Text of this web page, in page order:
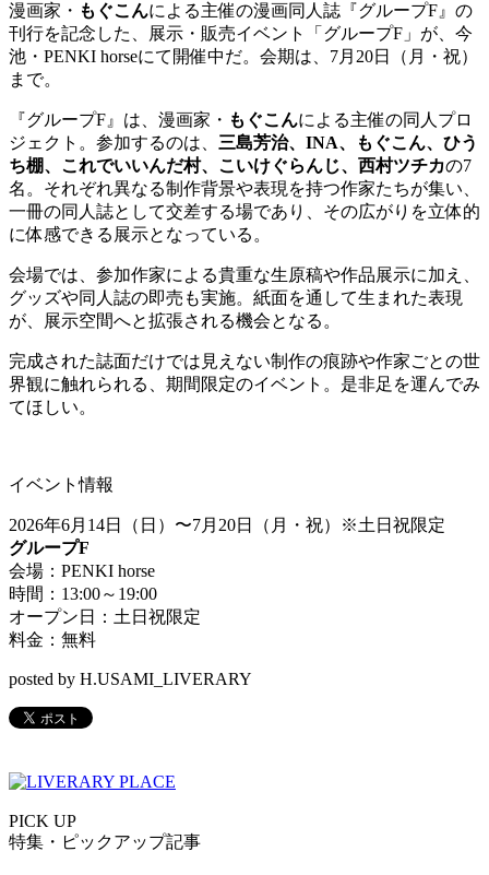
漫画家・ もぐこんによる主催の漫画同人誌『グループF』の
刊行を記念した、展示・販売イベント「グループF」が、今
池・PENKI horseにて開催中だ。会期は、7月20日（月・祝）
まで。
『グループF』は、漫画家・ もぐこんによる主催の同人プロ
ジェクト。参加するのは、 三島芳治、INA、もぐこん、ひう
ち棚、これでいいんだ村、こいけぐらんじ、西村ツチカの7
名。それぞれ異なる制作背景や表現を持つ作家たちが集い、
一冊の同人誌として交差する場であり、その広がりを立体的
に体感できる展示となっている。
会場では、参加作家による貴重な生原稿や作品展示に加え、
グッズや同人誌の即売も実施。紙面を通して生まれた表現
が、展示空間へと拡張される機会となる。
完成された誌面だけでは見えない制作の痕跡や作家ごとの世
界観に触れられる、期間限定のイベント。是非足を運んでみ
てほしい。
イベント情報
2026年6月14日（日）〜7月20日（月・祝）※土日祝限定
グループF
会場：PENKI horse
時間： 13:00～ 19:00
オープン日：土日祝限定
料金：無料
posted by H.USAMI_LIVERARY
PICK UP
特集・ピックアップ記事